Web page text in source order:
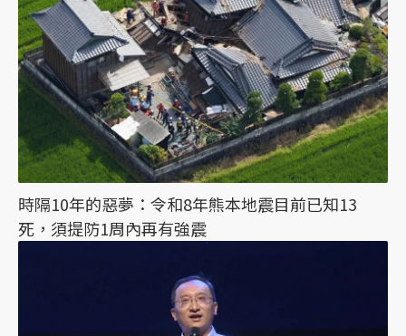
時隔10年的惡夢：令和8年熊本地震目前已知13
死，須提防1周內再有強震